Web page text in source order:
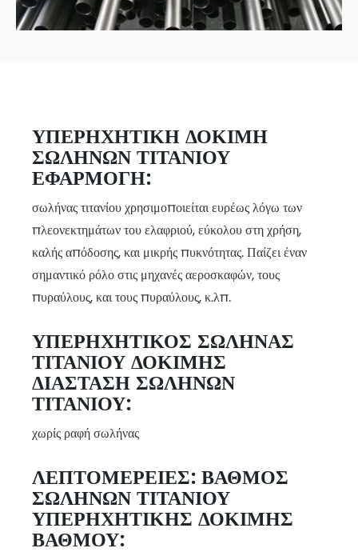
ΥΠΕΡΗΧΗΤΙΚΉ ΔΟΚΙΜΉ
ΣΩΛΉΝΩΝ ΤΙΤΑΝΊΟΥ
ΕΦΑΡΜΟΓΉ:
σωλήνας τιτανίου χρησιμοποιείται ευρέως λόγω των
πλεονεκτημάτων του ελαφριού, εύκολου στη χρήση,
καλής απόδοσης, και μικρής πυκνότητας. Παίζει έναν
σημαντικό ρόλο στις μηχανές αεροσκαφών, τους
πυραύλους, και τους πυραύλους, κ.λπ.
ΥΠΕΡΗΧΗΤΙΚΌΣ ΣΩΛΉΝΑΣ
ΤΙΤΑΝΊΟΥ ΔΟΚΙΜΉΣ
ΔΙΆΣΤΑΣΗ ΣΩΛΉΝΩΝ
ΤΙΤΑΝΊΟΥ:
χωρίς ραφή σωλήνας
ΛΕΠΤΟΜΈΡΕΙΕΣ: ΒΑΘΜΌΣ
ΣΩΛΉΝΩΝ ΤΙΤΑΝΊΟΥ
ΥΠΕΡΗΧΗΤΙΚΉΣ ΔΟΚΙΜΉΣ
ΒΑΘΜΟΎ: